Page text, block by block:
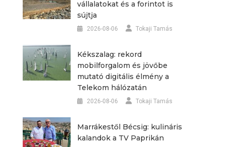
vállalatokat és a forintot is
sújtja
2026-08-06 Tokaji Tamás
Kékszalag: rekord
mobilforgalom és jövőbe
mutató digitális élmény a
Telekom hálózatán
2026-08-06 Tokaji Tamás
Marrákestől Bécsig: kulináris
kalandok a TV Paprikán